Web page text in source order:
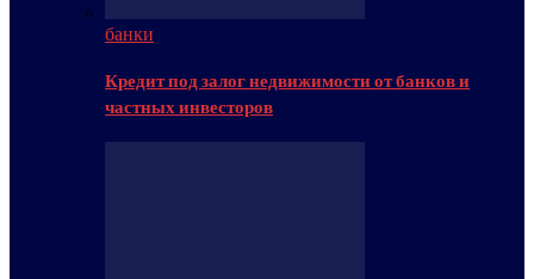
банки
Кредит под залог недвижимости от банков и
частных инвесторов